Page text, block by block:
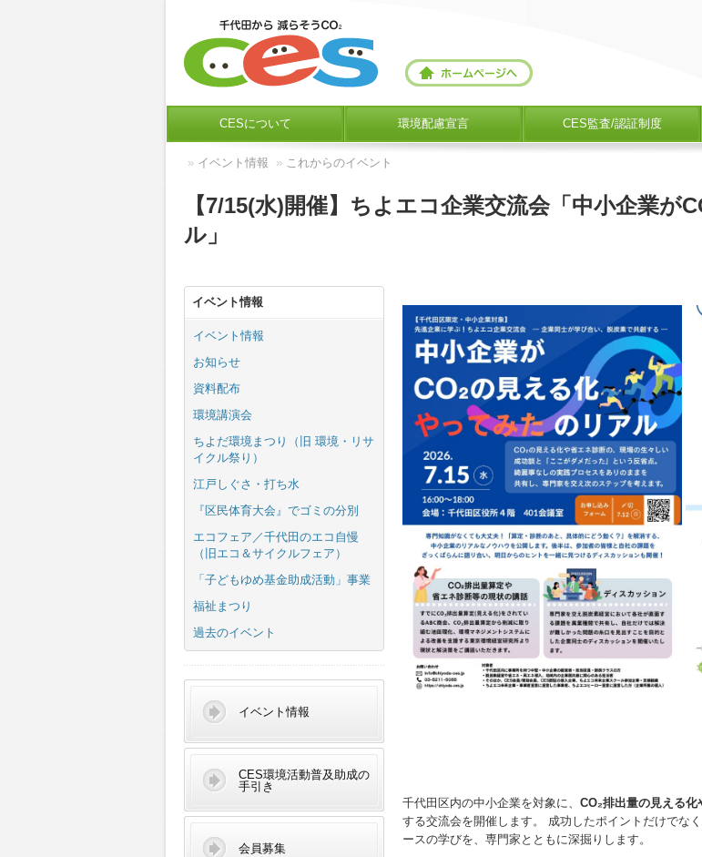
CESについて 環境配慮宣言 CES監査/認証制度
» イベント情報 » これからのイベント
【7/15(水)開催】ちよエコ企業交流会「中小企業が
ル」
千代田区内の中小企業を対象に、 CO₂排出量の見える
する交流会を開催します。 成功したポイントだけでな
ースの学びを、専門家とともに深掘りします。
イベント情報
イベント情報
お知らせ
資料配布
環境講演会
ちよだ環境まつり（旧 環境・リサ
イクル祭り）
江戸しぐさ・打ち水
『区民体育大会』でゴミの分別
エコフェア／千代田のエコ自慢
（旧エコ＆サイクルフェア）
「子どもゆめ基金助成活動」事業
福祉まつり
過去のイベント
イベント情報
CES環境活動普及助成の
手引き
会員募集